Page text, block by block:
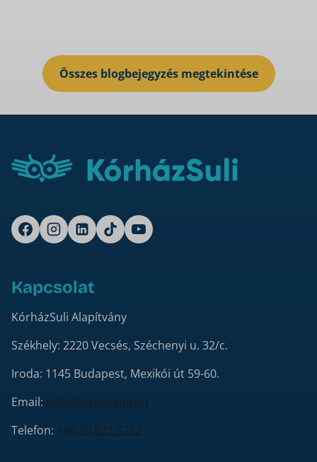
Összes blogbejegyzés megtekintése
Kapcsolat
KórházSuli Alapítvány
Székhely: 2220 Vecsés, Széchenyi u. 32/c.
Iroda: 1145 Budapest, Mexikói út 59-60.
Email: info@korhazsuli.hu
Telefon: +36 20 821 5252